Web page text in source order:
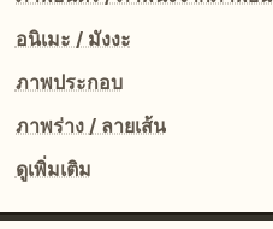
อนิเมะ / มังงะ
ภาพประกอบ
ภาพร่าง / ลายเส้น
ดูเพิ่มเติม